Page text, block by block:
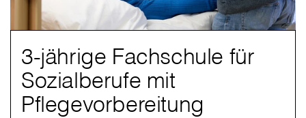
3-jährige Fachschule für
Sozialberufe mit
Pflegevorbereitung